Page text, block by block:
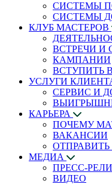
СИСТЕМЫ
СИСТЕМЫ
КЛУБ МАСТЕРОВ
ВСТРЕЧИ И
КАМПАНИИ
ВСТУПИТЬ
УСЛУГИ
СЕРВИС И
КАРЬЕРА
ПОЧЕМУ
ВАКАНСИИ
МЕДИА
ПРЕСС-
ВИДЕО